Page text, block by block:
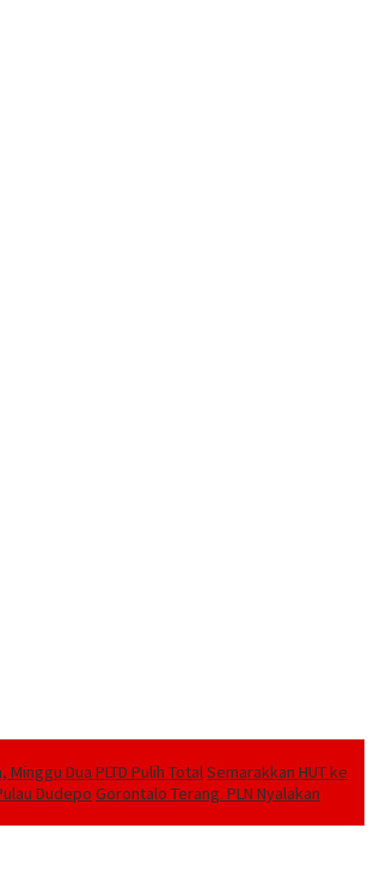
Dua PLTD Pulih TotalSemarakkan HUT ke
Dudepo Gorontalo Terang. PLN Nyalakan